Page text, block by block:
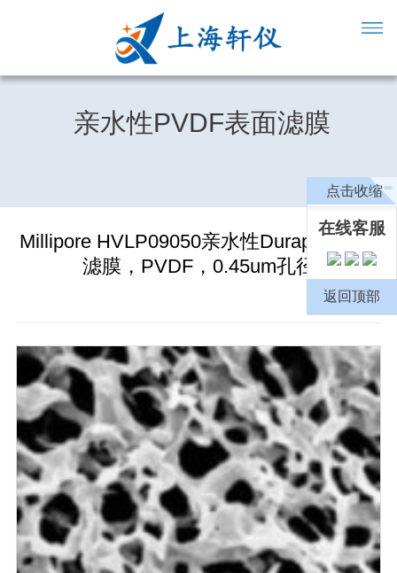
亲水性PVDF表面滤膜
Millipore HVLP09050亲水性Durapore表面
滤膜，PVDF，0.45um孔径
点击收缩
在线客服
返回顶部